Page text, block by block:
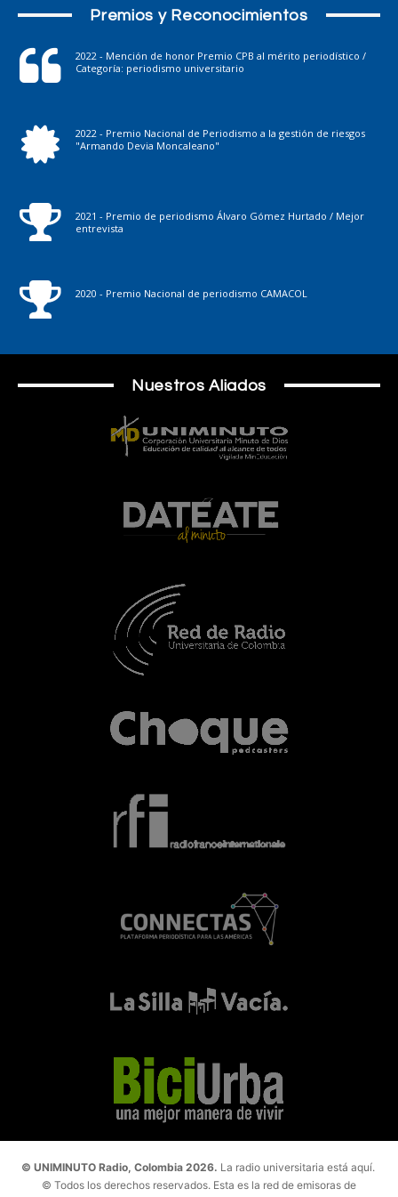
Premios y Reconocimientos
2022 - Mención de honor Premio CPB al mérito periodístico /
Categoría: periodismo universitario
2022 - Premio Nacional de Periodismo a la gestión de riesgos
"Armando Devia Moncaleano"
2021 - Premio de periodismo Álvaro Gómez Hurtado / Mejor
entrevista
2020 - Premio Nacional de periodismo CAMACOL
Nuestros Aliados
© UNIMINUTO Radio, Colombia 2026. La radio universitaria está aquí.
© Todos los derechos reservados. Esta es la red de emisoras de